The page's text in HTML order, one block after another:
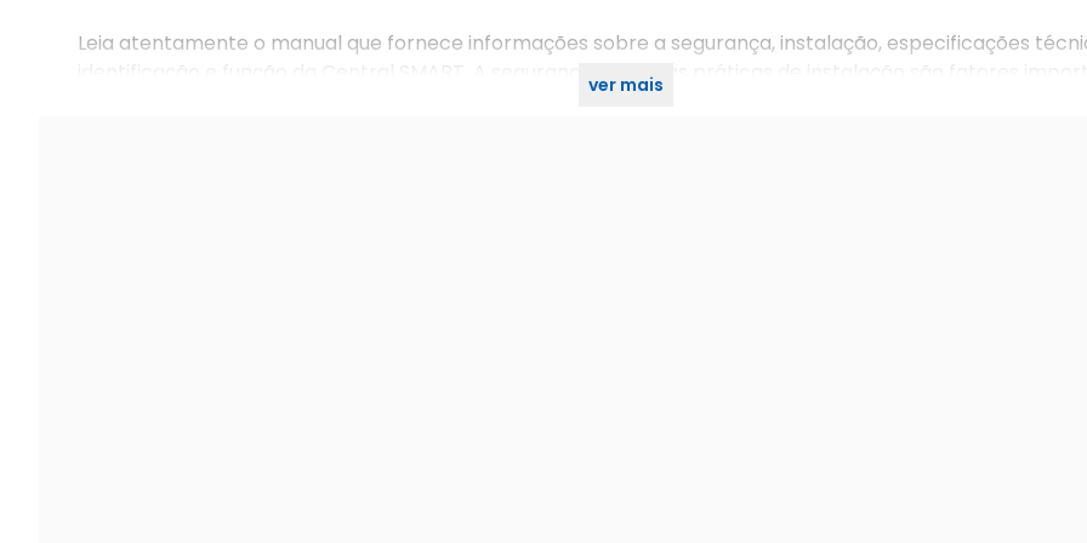
Leia atentamente o manual que fornece informações sobre a segurança, instalação, especificações
identificação e função da Central SMART. A segurança e as boas práticas de instalação são fatores
ver mais